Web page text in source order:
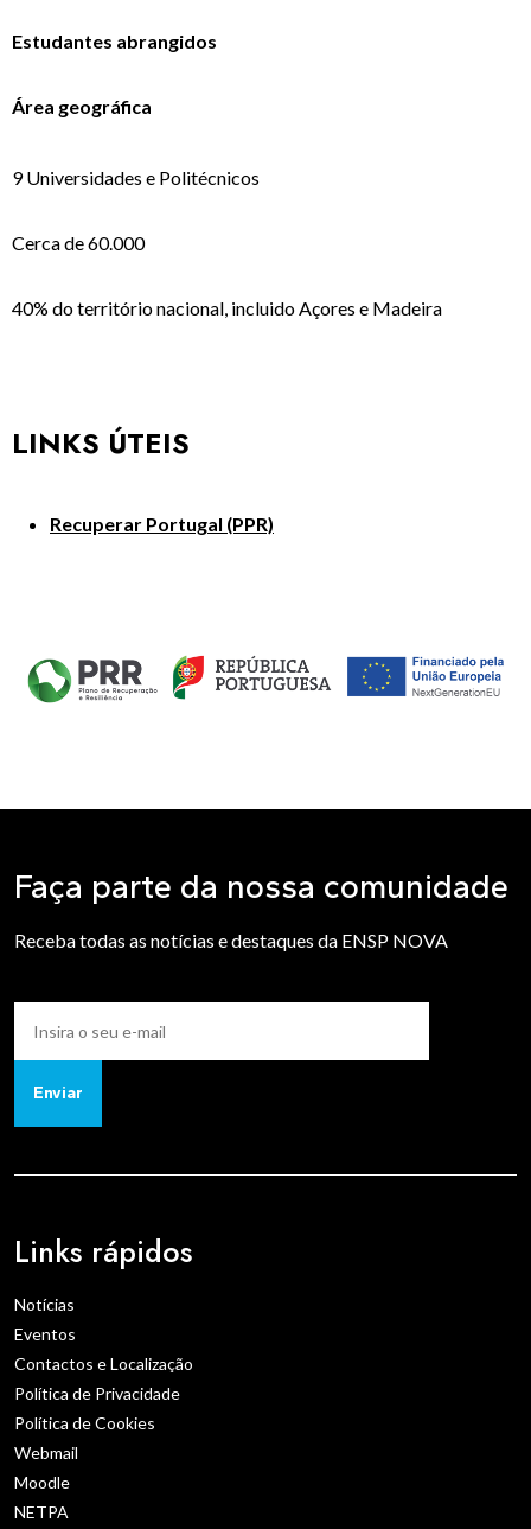
Estudantes abrangidos
Área geográfica
9 Universidades e Politécnicos
Cerca de 60.000
40% do território nacional, incluido Açores e Madeira
LINKS ÚTEIS
Recuperar Portugal (PPR)
Faça parte da nossa comunidade
Receba todas as notícias e destaques da ENSP NOVA
Enviar
Links rápidos
Notícias
Eventos
Contactos e Localização
Política de Privacidade
Política de Cookies
Webmail
Moodle
NETPA